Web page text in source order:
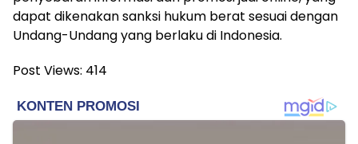
dapat dikenakan sanksi hukum berat sesuai dengan
Undang-Undang yang berlaku di Indonesia.
Post Views: 414